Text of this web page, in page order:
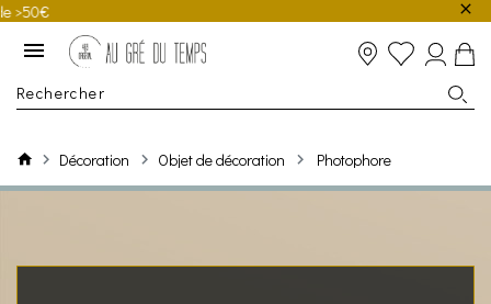
Décoration Objet de décoration Photophore